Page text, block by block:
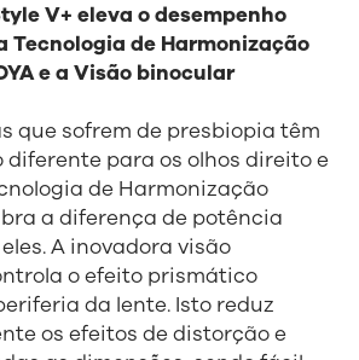
V+ eleva o desempenho
Tecnologia de Harmonização
e a Visão binocular
que sofrem de presbiopia têm
para os olhos direito e
de Harmonização
a diferença de potência
A inovadora visão
o efeito prismático
da lente. Isto reduz
os efeitos de distorção e